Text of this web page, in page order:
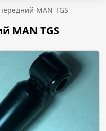
MAN TGS
MAN TGS